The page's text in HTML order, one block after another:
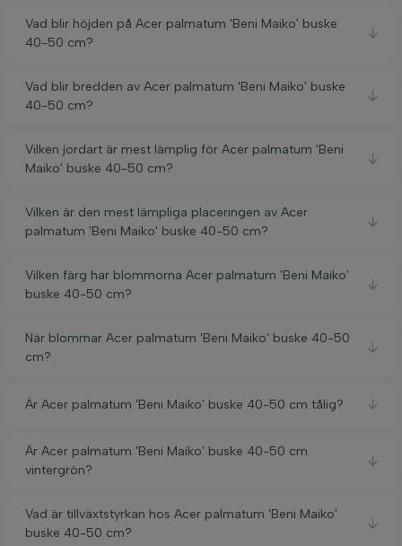
Vad blir höjden på Acer palmatum 'Beni Maiko' buske
40-50 cm?
Vad blir bredden av Acer palmatum 'Beni Maiko' buske
40-50 cm?
Vilken jordart är mest lämplig för Acer palmatum 'Beni
Maiko' buske 40-50 cm?
Vilken är den mest lämpliga placeringen av Acer
palmatum 'Beni Maiko' buske 40-50 cm?
Vilken färg har blommorna Acer palmatum 'Beni Maiko'
buske 40-50 cm?
När blommar Acer palmatum 'Beni Maiko' buske 40-50
cm?
Är Acer palmatum 'Beni Maiko' buske 40-50 cm tålig?
Är Acer palmatum 'Beni Maiko' buske 40-50 cm
vintergrön?
Vad är tillväxtstyrkan hos Acer palmatum 'Beni Maiko'
buske 40-50 cm?